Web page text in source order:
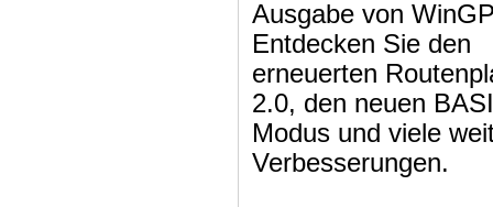
Ausgabe von
Entdecken Sie den
erneuerten
2.0, den neuen
Modus und viele
Verbesserungen.